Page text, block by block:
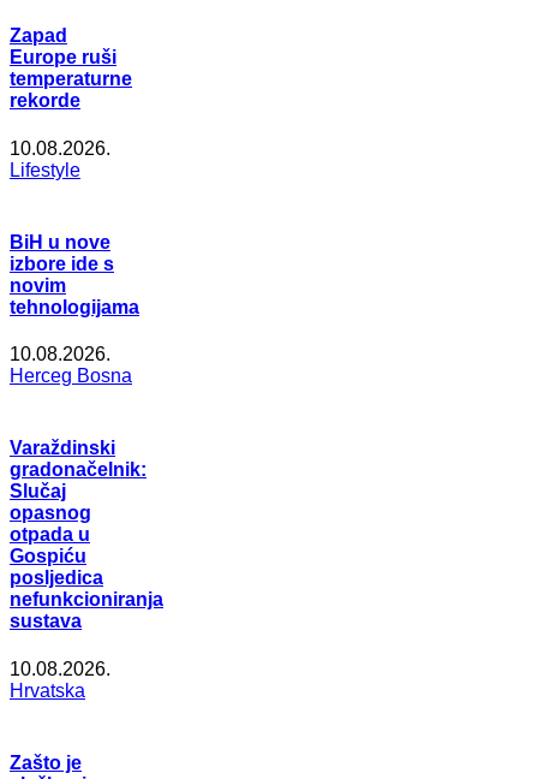
Zapad
Europe ruši
temperaturne
rekorde
10.08.2026.
Lifestyle
BiH u nove
izbore ide s
novim
tehnologijama
10.08.2026.
Herceg Bosna
Varaždinski
gradonačelnik:
Slučaj
opasnog
otpada u
Gospiću
posljedica
nefunkcioniranja
sustava
10.08.2026.
Hrvatska
Zašto je